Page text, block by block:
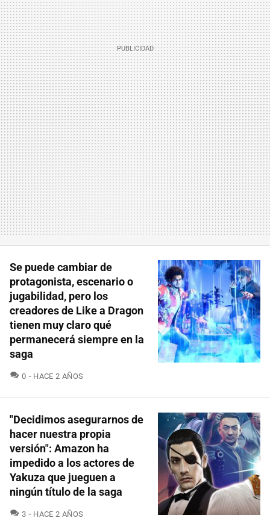
Se puede cambiar de
protagonista, escenario o
jugabilidad, pero los
creadores de Like a Dragon
tienen muy claro qué
permanecerá siempre en la
saga
0 COMENTARIOS
HACE 2 AÑOS
"Decidimos asegurarnos de
hacer nuestra propia
versión": Amazon ha
impedido a los actores de
Yakuza que jueguen a
ningún título de la saga
3 COMENTARIOS
HACE 2 AÑOS